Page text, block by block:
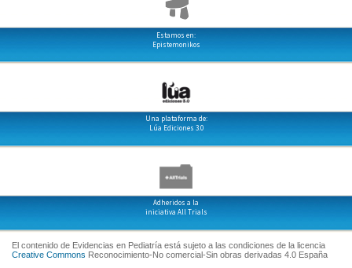
Estamos en:
Epistemonikos
Una plataforma de:
Lúa Ediciones 3.0
Adheridos a la
iniciativa All Trials
El contenido de Evidencias en Pediatría está sujeto a las condiciones de la licencia
Creative Commons Reconocimiento-No comercial-Sin obras derivadas 4.0 España